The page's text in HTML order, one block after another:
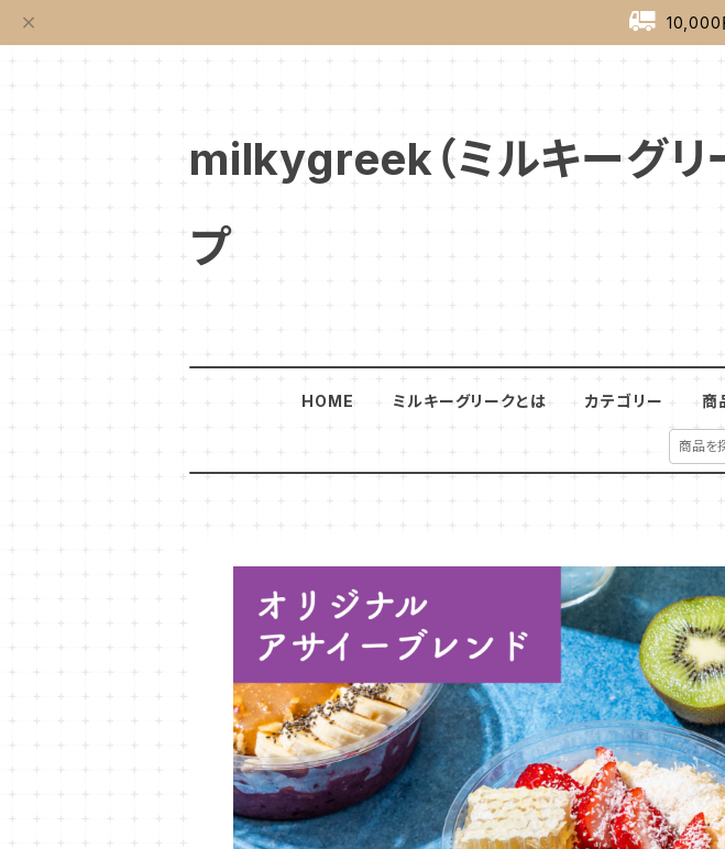
10,000
milkygreek（ミルキーグリ
プ
HOME ミルキーグリークとは カテゴリー 商